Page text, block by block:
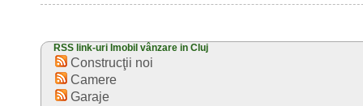
RSS link-uri Imobil vânzare in Cluj
Construcţii noi
Camere
Garaje